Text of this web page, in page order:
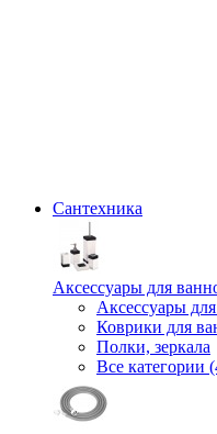
Сантехника
Аксессуары для
Аксессуары
Коврики для
Полки, зеркала
Все категории